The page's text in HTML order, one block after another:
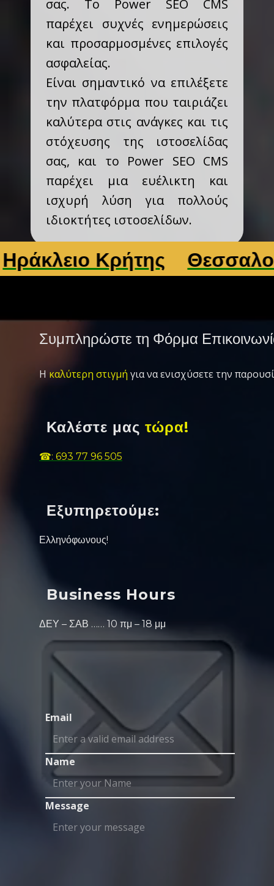
σας. Το Power SEO CMS
παρέχει συχνές ενημερώσεις
και προσαρμοσμένες επιλογές
ασφαλείας.
Είναι σημαντικό να επιλέξετε
την πλατφόρμα που ταιριάζει
καλύτερα στις ανάγκες και τις
στόχευσης της ιστοσελίδας
σας, και το Power SEO CMS
παρέχει μια ευέλικτη και
ισχυρή λύση για πολλούς
ιδιοκτήτες ιστοσελίδων.
Κρήτης Θεσσαλονίκη
Συμπληρώστε τη Φόρμα
Η καλύτερη στιγμή για να ενισχύσετε την
Καλέστε μας τώρα!
☎: 693 77 96 505
Εξυπηρετούμε:
Ελληνόφωνους!
Business Hours
ΔΕΥ – ΣΑΒ …… 10 πμ – 18 μμ
Email
Name
Message